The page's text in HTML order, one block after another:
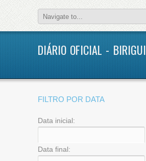
DIÁRIO OFICIAL - BIRIGUI
FILTRO POR DATA
Data inicial:
Data final: